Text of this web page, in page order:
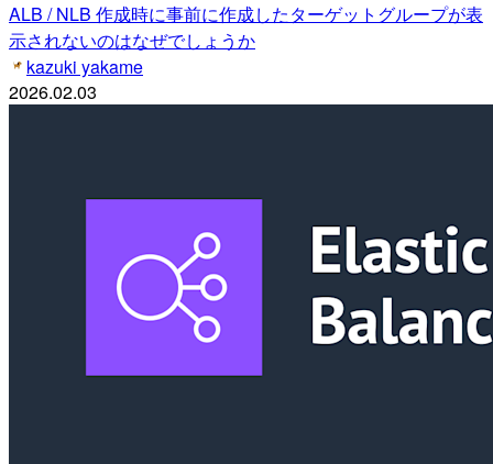
ALB / NLB 作成時に事前に作成したターゲットグループが表
示されないのはなぜでしょうか
kazuki yakame
2026.02.03